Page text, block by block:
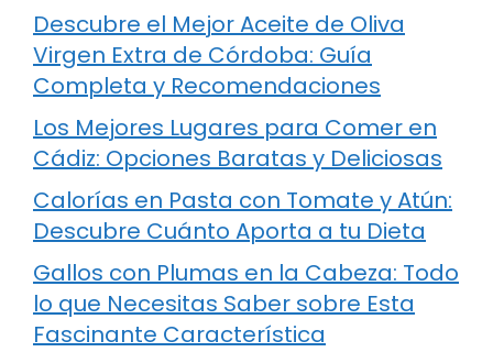
Descubre el Mejor Aceite de Oliva
Virgen Extra de Córdoba: Guía
Completa y Recomendaciones
Los Mejores Lugares para Comer en
Cádiz: Opciones Baratas y Deliciosas
Calorías en Pasta con Tomate y Atún:
Descubre Cuánto Aporta a tu Dieta
Gallos con Plumas en la Cabeza: Todo
lo que Necesitas Saber sobre Esta
Fascinante Característica